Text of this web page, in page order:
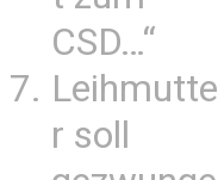
CSD…“
Leihmutte
r soll